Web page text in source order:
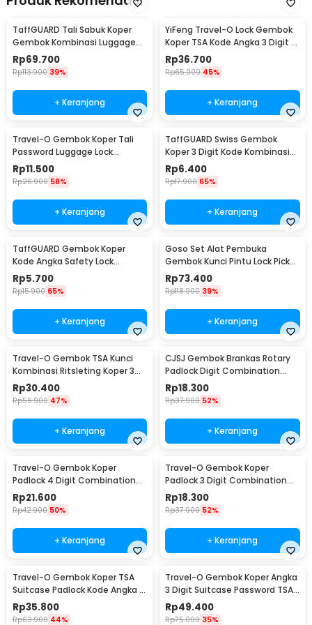
TaffGUARD Tali Sabuk Koper
Gembok Kombinasi Luggage
Lock Belt TSA 2M - TSA-319
Rp69.700
Rp113.900 39%
+ Keranjang
YiFeng Travel-O Lock Gembok
Koper TSA Kode Angka 3 Digit -
TSA-335
Rp36.700
Rp65.900 45%
+ Keranjang
Travel-O Gembok Koper Tali
Password Luggage Lock
Suitcase Belt - NTA-310
Rp11.500
Rp26.900 58%
+ Keranjang
TaffGUARD Swiss Gembok
Koper 3 Digit Kode Kombinasi
Angka Anti Bobol - 104
Rp6.400
Rp17.900 65%
+ Keranjang
TaffGUARD Gembok Koper
Kode Angka Safety Lock
Portable 3 Digit - Z001
Rp5.700
Rp15.900 65%
+ Keranjang
Goso Set Alat Pembuka
Gembok Kunci Pintu Lock Pick
Locksmith 24 PCS - 038
Rp73.400
Rp118.900 39%
+ Keranjang
Travel-O Gembok TSA Kunci
Kombinasi Ritsleting Koper 3
Digit - TSA-425
Rp30.400
Rp56.900 47%
+ Keranjang
CJSJ Gembok Brankas Rotary
Padlock Digit Combination
Padlock - CH-209
Rp18.300
Rp37.900 52%
+ Keranjang
Travel-O Gembok Koper
Padlock 4 Digit Combination
Solid Brass - NTA-500
Rp21.600
Rp42.900 50%
+ Keranjang
Travel-O Gembok Koper
Padlock 3 Digit Combination
Solid Brass - NTA-500
Rp18.300
Rp37.900 52%
+ Keranjang
Travel-O Gembok Koper TSA
Suitcase Padlock Kode Angka 3
Digit - TSA-620
Rp35.800
Rp63.900 44%
Travel-O Gembok Koper Angka
3 Digit Suitcase Password TSA
Lock - TSA-520
Rp49.400
Rp75.000 35%